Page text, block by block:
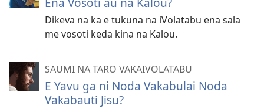
Dikeva na ka e tukuna na iVolatabu ena sala
me vosoti keda kina na Kalou.
SAUMI NA TARO VAKAIVOLATABU
E Yavu ga ni Noda Vakabulai Noda
Vakabauti Jisu?